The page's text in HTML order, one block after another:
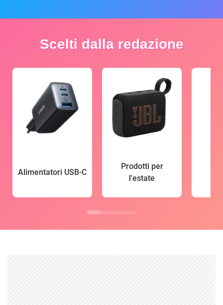
Scelti dalla redazione
Alimentatori USB-C
Prodotti per
l'estate